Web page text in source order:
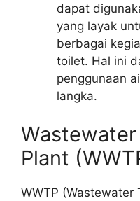
dapat
yang layak
berbagai
toilet. Hal ini
penggunaan
langka.
Plant
WWTP (Wastewater